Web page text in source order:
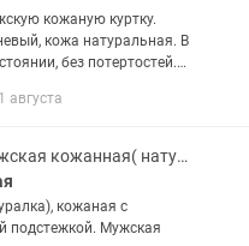
кожаную куртку.
кожа натуральная. В
без потертостей.
где то на 54-56
августа
Куртка мужская кожанная( натуралка)
кожаная с
подстежкой. Мужская